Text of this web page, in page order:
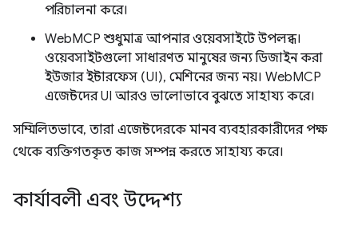
পরিচালনা করে।
WebMCP শুধুমাত্র আপনার ওয়েবসাইটে উপলব্ধ।
ওয়েবসাইটগুলো সাধারণত মানুষের জন্য ডিজাইন করা
ইউজার ইন্টারফেস (UI), মেশিনের জন্য নয়। WebMCP
এজেন্টদের UI আরও ভালোভাবে বুঝতে সাহায্য করে।
সম্মিলিতভাবে, তারা এজেন্টদেরকে মানব ব্যবহারকারীদের পক্ষ
থেকে ব্যক্তিগতকৃত কাজ সম্পন্ন করতে সাহায্য করে।
কার্যাবলী এবং উদ্দেশ্য